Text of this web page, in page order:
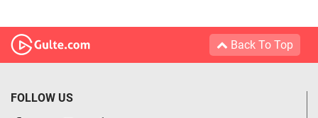
Back To Top
FOLLOW US